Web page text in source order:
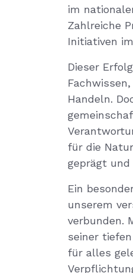
im
Zahlreiche
Initiativen
Dieser
Handeln.
für die
geprägt
Ein
unserem
verbunden.
seiner
für alles